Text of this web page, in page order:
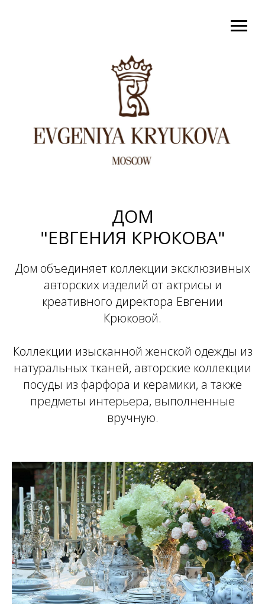
ДОМ
"ЕВГЕНИЯ КРЮКОВА"
Дом объединяет коллекции эксклюзивных
авторских изделий от актрисы и
креативного директора Евгении
Крюковой.
Коллекции изысканной женской одежды из
натуральных тканей, авторские коллекции
посуды из фарфора и керамики, а также
предметы интерьера, выполненные
вручную.